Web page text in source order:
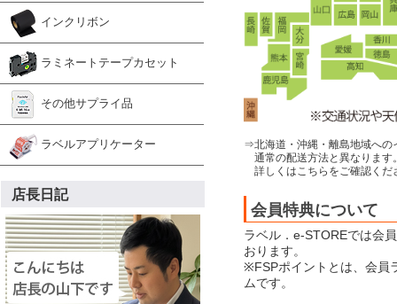
インクリボン
ラミネートテープカセット
その他サプライ品
ラベルアプリケーター
店長日記
⇒北海道・沖縄・離島地域への
通常の配送方法と異なります
詳しくはこちらをご確認くだ
会員特典について
ラベル．e-STOREでは会
おります。
※FSPポイントとは、会員
ムです。